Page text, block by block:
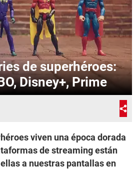
de superhéroes:
Disney+, Prime
viven una época dorada
de streaming están
ellas a nuestras pantallas en